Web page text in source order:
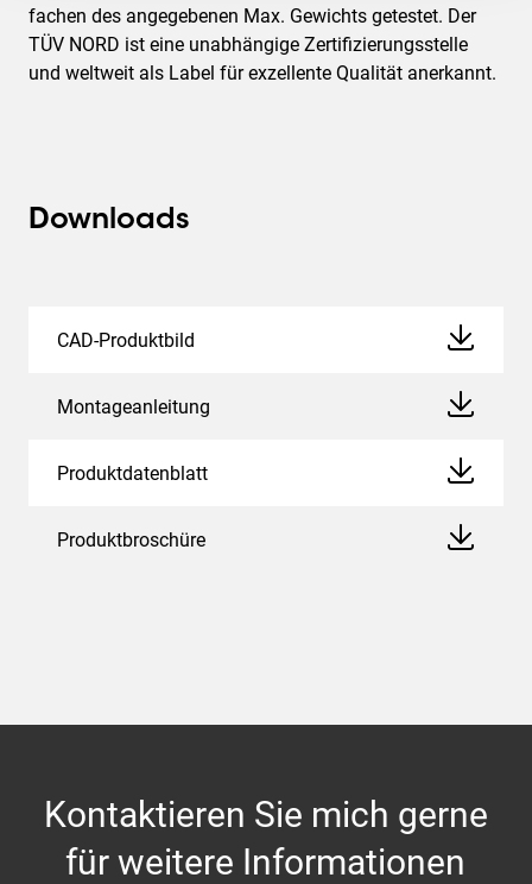
fachen des angegebenen Max. Gewichts getestet. Der
TÜV NORD ist eine unabhängige Zertifizierungsstelle
und weltweit als Label für exzellente Qualität anerkannt.
Downloads
CAD-Produktbild
Montageanleitung
Produktdatenblatt
Produktbroschüre
Kontaktieren Sie mich gerne
für weitere Informationen